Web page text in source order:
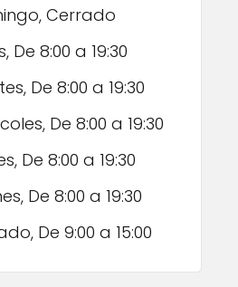
Cerrado
De 8:00 a 19:30
De 8:00 a 19:30
De 8:00 a 19:30
De 8:00 a 19:30
De 8:00 a 19:30
De 9:00 a 15:00